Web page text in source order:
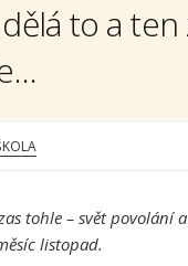
to a ten
tohle – svět povolání
listopad.